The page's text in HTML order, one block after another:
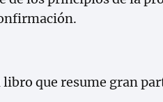
que resume gran